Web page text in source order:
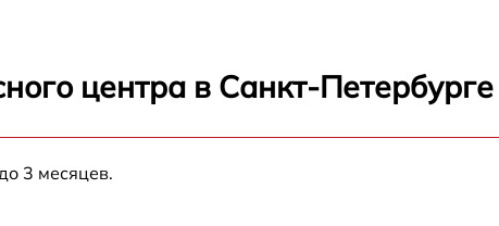
от 60 мин
центра в Санкт-Петербурге
3 месяцев.